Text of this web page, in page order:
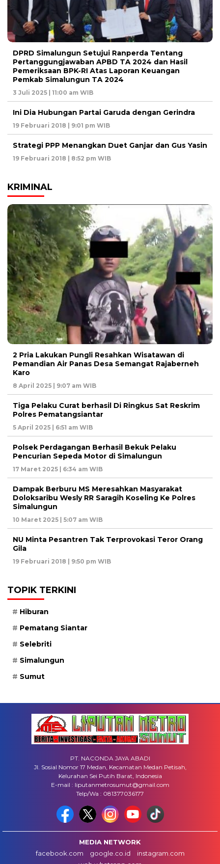
DPRD Simalungun Setujui Ranperda Tentang
Pertanggungjawaban APBD TA 2024 dan Hasil
Pemeriksaan BPK-RI Atas Laporan Keuangan
Pemkab Simalungun TA 2024
3 Juli 2025 | 11:00 am WIB
Ini Dia Hubungan Partai Garuda dengan Gerindra
19 Februari 2018 | 9:01 pm WIB
Strategi PPP Menangkan Duet Ganjar dan Gus Yasin
19 Februari 2018 | 8:52 pm WIB
KRIMINAL
2 Pria Lakukan Pungli Resahkan Wisatawan di
Pemandian Air Panas Desa Semangat Rajaberneh
Karo
8 April 2025 | 9:07 am WIB
Tiga Pelaku Curat berhasil Di Ringkus Sat Reskrim
Polres Pematangsiantar
5 April 2025 | 6:51 am WIB
Polsek Perdagangan Berhasil Bekuk Pelaku
Pencurian Sepeda Motor di Simalungun
17 Maret 2025 | 6:34 am WIB
Dampak Berburu MS Meresahkan Masyarakat
Doloksaribu Wesly RR Saragih Koseling Ke Polres
Simalungun
10 Maret 2025 | 5:07 am WIB
NU Minta Pesantren Tak Terprovokasi Teror Orang
Gila
19 Februari 2018 | 9:50 pm WIB
TOPIK TERKINI
Hiburan
Pematang Siantar
Selebriti
Simalungun
Sumut
PT. NACONDA JAYA ABADI
Jl. Sosial Nomor 17 Medan, Kecamatan Medan Petisah,
Kelurahan Sei Putih Barat, Indonesia
E-mail : liputanmetrosumut@gmail.com
Telp/Wa : 081377036177
MEDIA NETWORK
facebook.com
google.co.id
instagram.com